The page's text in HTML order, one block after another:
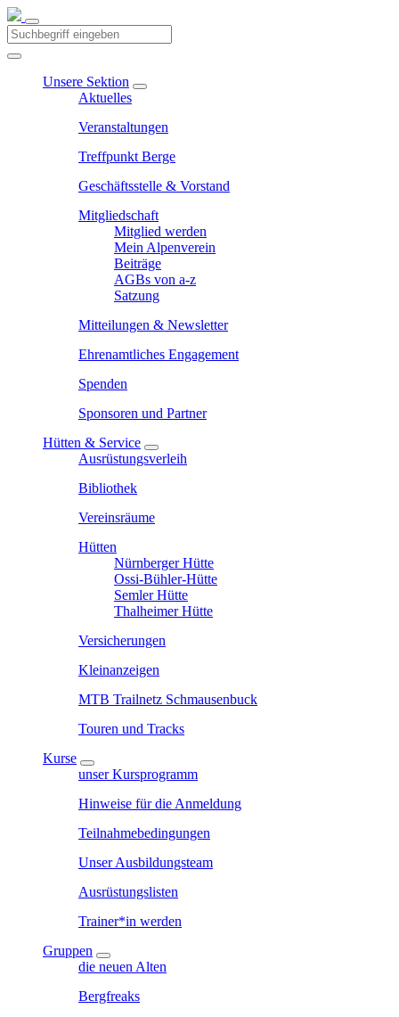
Unsere Sektion
Aktuelles
Veranstaltungen
Treffpunkt Berge
Geschäftsstelle & Vorstand
Mitgliedschaft
Mitglied werden
Mein Alpenverein
Beiträge
AGBs von a-z
Satzung
Mitteilungen & Newsletter
Ehrenamtliches Engagement
Spenden
Sponsoren und Partner
Hütten & Service
Ausrüstungsverleih
Bibliothek
Vereinsräume
Hütten
Nürnberger Hütte
Ossi-Bühler-Hütte
Semler Hütte
Thalheimer Hütte
Versicherungen
Kleinanzeigen
MTB Trailnetz Schmausenbuck
Touren und Tracks
Kurse
unser Kursprogramm
Hinweise für die Anmeldung
Teilnahmebedingungen
Unser Ausbildungsteam
Ausrüstungslisten
Trainer*in werden
Gruppen
die neuen Alten
Bergfreaks